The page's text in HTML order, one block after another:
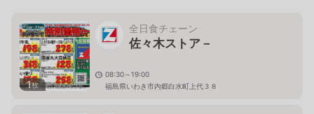
1枚
全日食チェーン
佐々木ストア－
08:30～19:00
福島県いわき市内郷白水町上代３８